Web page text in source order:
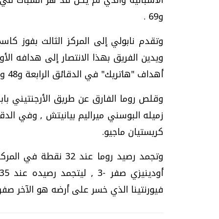
و69 .
ويدين الفريق بهذا الانتصار إلى هدافه
أهداف "هاتريك" في الدقائق الرابعة و48 و70 , لينفرد بصدارة قائمة الهدافين برصيد 16 هدفا.
زميله البوسني ميراليم بيانيتش , وفي
كريستيان ماجيو.
وتجمد رصيد روما
فيورنتينا الذي خسر على أرضه هو الآخر صفر 2/ أمام